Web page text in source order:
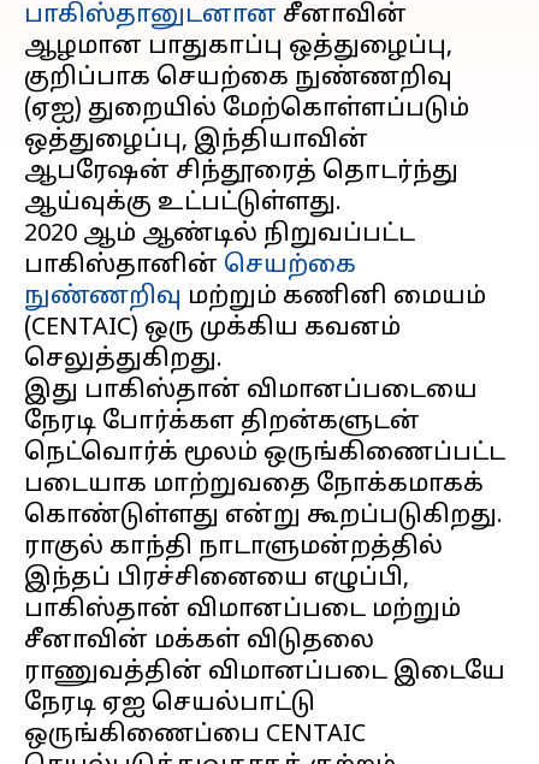
பாகிஸ்தானுடனான சீனாவின்
ஆழமான பாதுகாப்பு ஒத்துழைப்பு,
குறிப்பாக செயற்கை நுண்ணறிவு
(ஏஐ) துறையில் மேற்கொள்ளப்படும்
ஒத்துழைப்பு, இந்தியாவின்
ஆபரேஷன் சிந்தூரைத் தொடர்ந்து
ஆய்வுக்கு உட்பட்டுள்ளது.
2020 ஆம் ஆண்டில் நிறுவப்பட்ட
பாகிஸ்தானின் செயற்கை
நுண்ணறிவு மற்றும் கணினி மையம்
(CENTAIC) ஒரு முக்கிய கவனம்
செலுத்துகிறது.
இது பாகிஸ்தான் விமானப்படையை
நேரடி போர்க்கள திறன்களுடன்
நெட்வொர்க் மூலம் ஒருங்கிணைப்பட்ட
படையாக மாற்றுவதை நோக்கமாகக்
கொண்டுள்ளது என்று கூறப்படுகிறது.
ராகுல் காந்தி நாடாளுமன்றத்தில்
இந்தப் பிரச்சினையை எழுப்பி,
பாகிஸ்தான் விமானப்படை மற்றும்
சீனாவின் மக்கள் விடுதலை
ராணுவத்தின் விமானப்படை இடையே
நேரடி ஏஐ செயல்பாட்டு
ஒருங்கிணைப்பை CENTAIC